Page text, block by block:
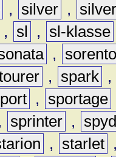
, silver ,
, sl , sl-klasse
,
, spark ,
, sportage
sprinter ,
, starlet